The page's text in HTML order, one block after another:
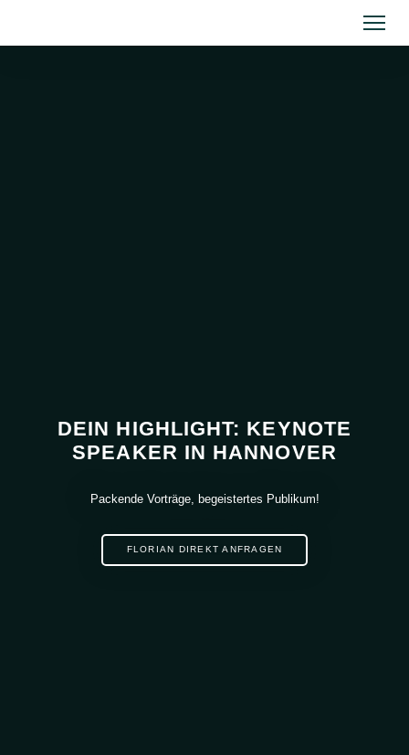
DEIN HIGHLIGHT: KEYNOTE
SPEAKER IN HANNOVER
Packende Vorträge, begeistertes Publikum!
FLORIAN DIREKT ANFRAGEN